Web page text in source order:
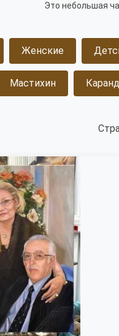
Это небольшая
Женские
Мастихин